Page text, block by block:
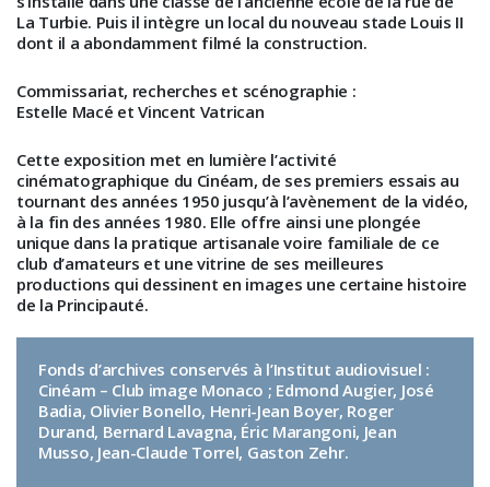
La Turbie. Puis il intègre un local du nouveau stade Louis II
dont il a abondamment filmé la construction.
Commissariat, recherches et scénographie :
Estelle Macé et Vincent Vatrican
Cette exposition met en lumière l’activité
cinématographique du Cinéam, de ses premiers essais au
tournant des années 1950 jusqu’à l’avènement de la vidéo,
à la fin des années 1980. Elle offre ainsi une plongée
unique dans la pratique artisanale voire familiale de ce
club d’amateurs et une vitrine de ses meilleures
productions qui dessinent en images une certaine histoire
de la Principauté.
Fonds d’archives conservés à l’Institut audiovisuel :
Cinéam – Club image Monaco ; Edmond Augier, José
Badia, Olivier Bonello, Henri-Jean Boyer, Roger
Durand, Bernard Lavagna, Éric Marangoni, Jean
Musso, Jean-Claude Torrel, Gaston Zehr.